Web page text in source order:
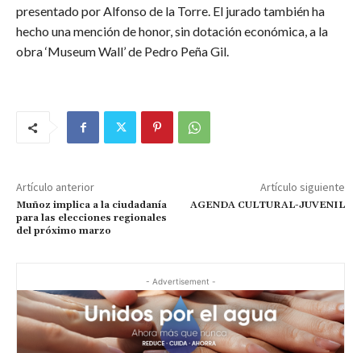
presentado por Alfonso de la Torre. El jurado también ha
hecho una mención de honor, sin dotación económica, a la
obra ‘Museum Wall’ de Pedro Peña Gil.
Artículo anterior
Muñoz implica a la ciudadanía
para las elecciones regionales
del próximo marzo
Artículo siguiente
AGENDA CULTURAL-JUVENIL
- Advertisement -